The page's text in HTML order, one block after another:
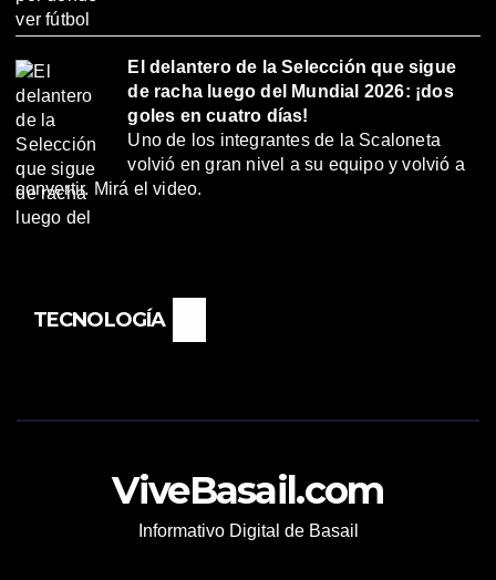
El delantero de la Selección que sigue
de racha luego del Mundial 2026: ¡dos
goles en cuatro días!
Uno de los integrantes de la Scaloneta
volvió en gran nivel a su equipo y volvió a
convertir. Mirá el video.
TECNOLOGÍA
ViveBasail.com
Informativo Digital de Basail